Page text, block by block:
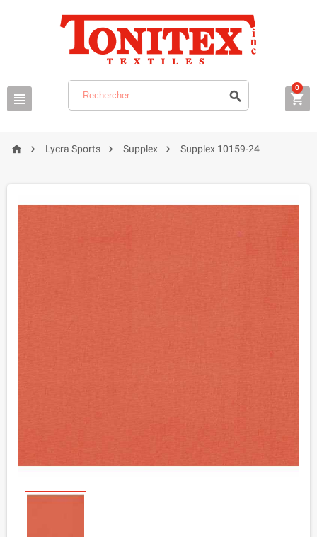
  
0
  Lycra Sports  Supplex  Supplex 10159-24